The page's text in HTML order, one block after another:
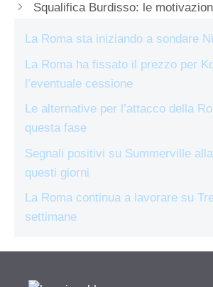
Squalifica Burdisso: le
La Roma sta iniziando a sondare
La Roma ha fissato il prezzo per
l’eventuale cessione
Le alternative per l’attacco della
questa fase
Segnali positivi su Summerville
questi giorni
La Roma continua a lavorare su
settimane